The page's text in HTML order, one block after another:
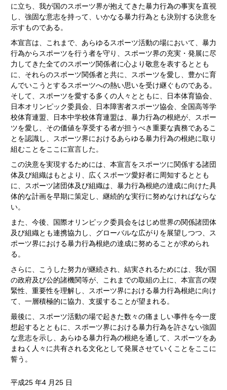
に立ち、我が国のスポーツ界が抱えてきた暴力行為の事実を直視
し、強固な意志を持って、いかなる暴力行為とも決別する決意を
示すものである。
本宣言は、これまで、あらゆるスポーツ活動の場において、暴力
行為からスポーツを行う者を守り、スポーツ界の充実・発展に尽
力してきた全てのスポーツ関係者に心より敬意を表するととも
に、それらのスポーツ関係者と共に、スポーツを愛し、豊かに育
んでいこうとするスポーツへの熱い思いを受け継ぐものである。
そして、スポーツを愛する多くの人々とともに、日本体育協会、
日本オリンピック委員会、日本障害者スポーツ協会、全国高等学
校体育連盟、日本中学校体育連盟は、暴力行為の根絶が、スポー
ツを愛し、その価値を享受する者が担うべき重要な責務であるこ
とを認識し、スポーツ界におけるあらゆる暴力行為の根絶に取り
組むことをここに宣言した。
この決意を実現するためには、本宣言をスポーツに関係する諸団
体及び組織はもとより、広くスポーツ愛好者に周知するととも
に、スポーツ諸団体及び組織は、暴力行為根絶の達成に向けた具
体的な計画を早期に策定し、継続的な実行に努めなければならな
い。
また、今後、国際オリンピック委員会をはじめ世界の関係諸団体
及び組織とも連携協力し、グローバルな広がりを展望しつつ、ス
ポーツ界における暴力行為根絶の達成に努めることが求められ
る。
さらに、こうした努力が継続され、結実されるためには、我が国
の政府及び公的諸機関等が、これまでの取組の上に、本宣言の喫
緊性、重要性を理解し、スポーツ界における暴力行為根絶に向け
て、一層積極的に協力、支援することが望まれる。
最後に、スポーツ活動の場で起きた数々の痛ましい事件を今一度
想起するとともに、スポーツ界における暴力行為を許さない強固
な意志を示し、あらゆる暴力行為の根絶を通して、スポーツをあ
まねく人々に共有される文化として発展させていくことをここに
誓う。
平成25 年4 月25 日